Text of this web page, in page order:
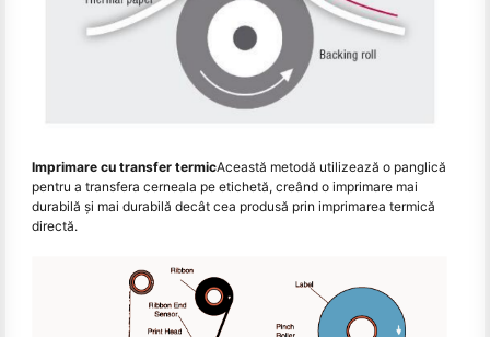
Imprimare cu transfer termicAceastă metodă utilizează o panglică
pentru a transfera cerneala pe etichetă, creând o imprimare mai
durabilă și mai durabilă decât cea produsă prin imprimarea termică
directă.